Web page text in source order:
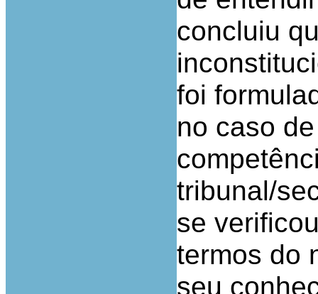
concluiu
foi
no caso
tribunal/
se
termos do
seu